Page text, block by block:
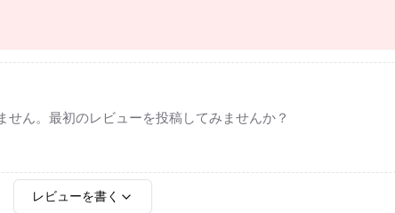
せん。最初のレビューを投稿してみませんか？
レビューを書く